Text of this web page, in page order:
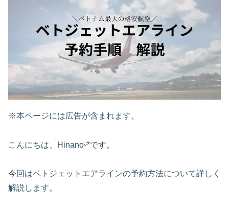
※本ページには広告が含まれます。
こんにちは、Hinanoᵕ̈*です。
今回はベトジェットエアラインの予約方法について詳しく
解説します。